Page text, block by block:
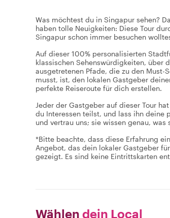
Was möchtest du in Singapur sehen?
haben tolle Neuigkeiten: Diese Tour
Singapur schon immer besuchen
Auf dieser 100% personalisierten
klassischen Sehenswürdigkeiten, über
ausgetretenen Pfade, die zu den Must-
musst, ist, den lokalen Gastgeber
perfekte Reiseroute für dich erstellen.
Jeder der Gastgeber auf dieser Tour
du Interessen teilst, und lass ihn deine
und vertrau uns; sie wissen genau, was
*Bitte beachte, dass diese Erfahrung
Angebot, das dein lokaler Gastgeber
gezeigt. Es sind keine Eintrittskarten
Wählen dein Local